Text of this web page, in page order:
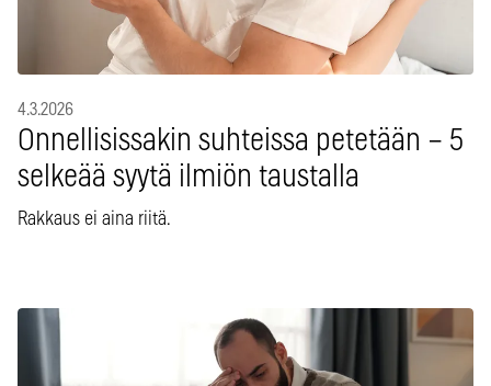
4.3.2026
Onnellisissakin suhteissa petetään – 5
selkeää syytä ilmiön taustalla
Rakkaus ei aina riitä.